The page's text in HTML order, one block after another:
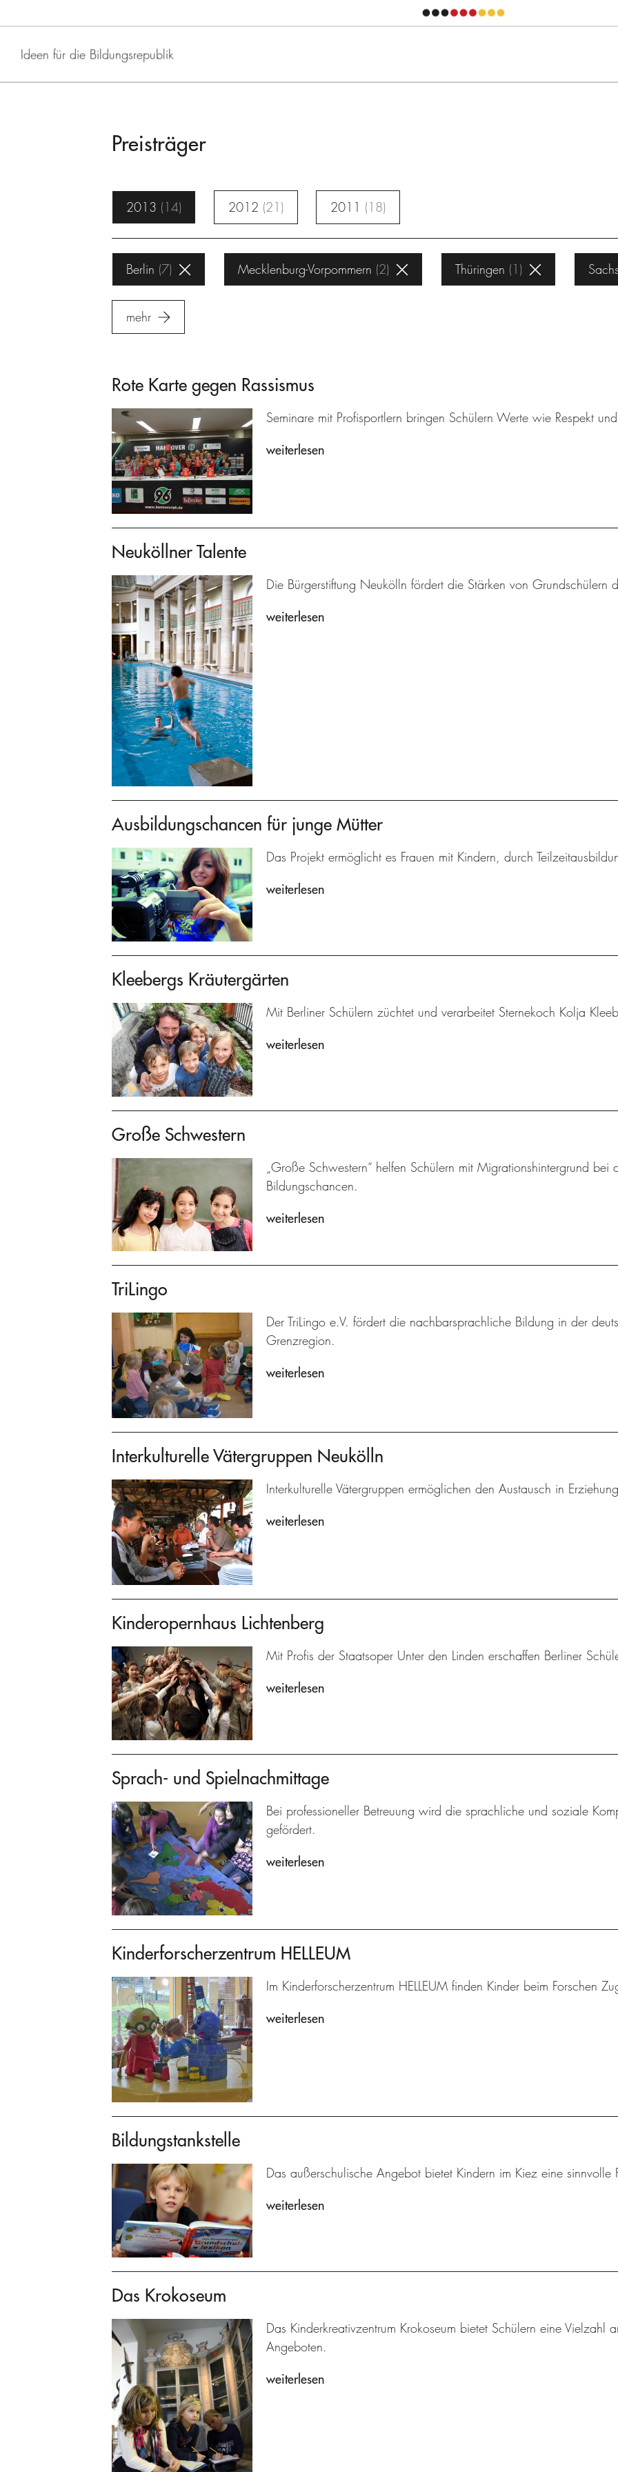
Ideen für die Bildungsrepublik
Preisträger
2013 14 2012 21 2011 18
Berlin 7 Mecklenburg-Vorpommern 2 Thüringen 1
mehr
Rote Karte gegen Rassismus
Seminare mit Profisportlern bringen Schülern Werte wie Respekt
weiterlesen
Neuköllner Talente
Die Bürgerstiftung Neukölln fördert die Stärken von Grundschülern
weiterlesen
Ausbildungschancen für junge Mütter
Das Projekt ermöglicht es Frauen mit Kindern, durch
weiterlesen
Kleebergs Kräutergärten
Mit Berliner Schülern züchtet und verarbeitet Sternekoch Kolja
weiterlesen
Große Schwestern
„Große Schwestern“ helfen Schülern mit Migrationshintergrund bei
Bildungschancen.
weiterlesen
TriLingo
Der TriLingo e.V. fördert die nachbarsprachliche Bildung in der
Grenzregion.
weiterlesen
Interkulturelle Vätergruppen Neukölln
Interkulturelle Vätergruppen ermöglichen den Austausch in
weiterlesen
Kinderopernhaus Lichtenberg
Mit Profis der Staatsoper Unter den Linden erschaffen Berliner
weiterlesen
Sprach- und Spielnachmittage
Bei professioneller Betreuung wird die sprachliche und soziale
gefördert.
weiterlesen
Kinderforscherzentrum HELLEUM
Im Kinderforscherzentrum HELLEUM finden Kinder beim Forschen
weiterlesen
Bildungstankstelle
Das außerschulische Angebot bietet Kindern im Kiez eine sinnvolle
weiterlesen
Das Krokoseum
Das Kinderkreativzentrum Krokoseum bietet Schülern eine Vielzahl
Angeboten.
weiterlesen